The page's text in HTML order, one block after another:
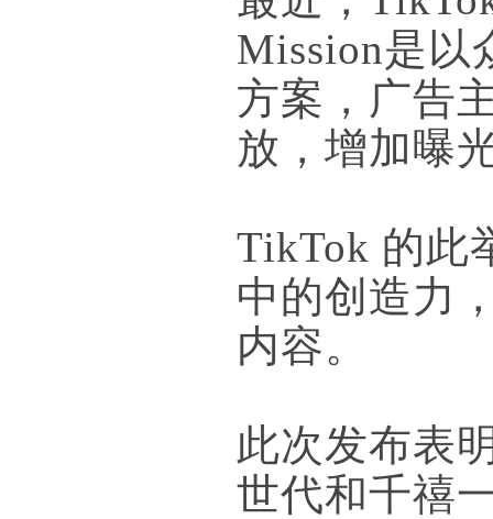
Mission是以
方案，广告
放，增加曝
TikTok 的此
中的创造力
内容。
此次发布表
世代和千禧